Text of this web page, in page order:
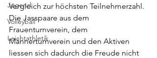
Jugend
Volleyball
Leichtathletik
Vergleich zur höchsten Teilnehmerzahl.
Die Jasspaare aus dem
Frauenturnverein, dem
Männerturnverein und den Aktiven
liessen sich dadurch die Freude nicht